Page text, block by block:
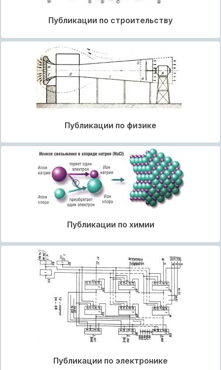
Публикации по строительству
Публикации по физике
Публикации по химии
Публикации по электронике